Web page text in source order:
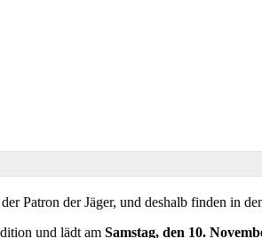
Patron der Jäger, und deshalb finden in
und lädt am Samstag, den 10.